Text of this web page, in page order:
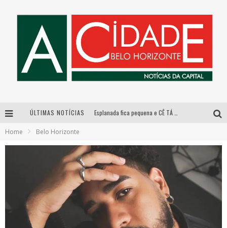
ÚLTIMAS NOTÍCIAS
DiamondMall recebe experiência imersiva que recria o Coliseu e a grandiosidade da Roma Antiga
Home Belo Horizonte